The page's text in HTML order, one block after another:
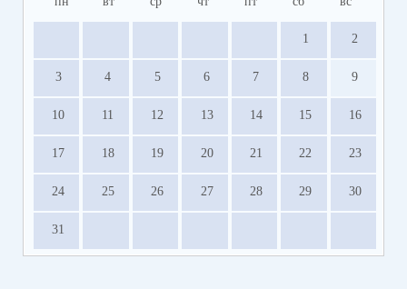
1 2
3 4 5 6 7 8 9
10 11 12 13 14 15 16
17 18 19 20 21 22 23
24 25 26 27 28 29 30
31